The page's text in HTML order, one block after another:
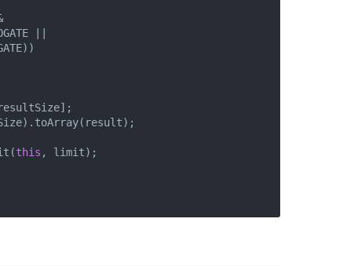
||
this , limit);